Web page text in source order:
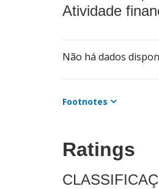
Atividade
Não há dados
Footnotes
Ratings